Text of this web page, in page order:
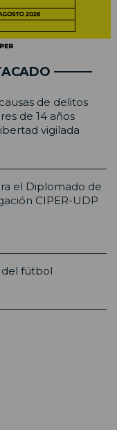
de delitos
de 14 años
vigilada
el Diplomado de
CIPER-UDP
del fútbol